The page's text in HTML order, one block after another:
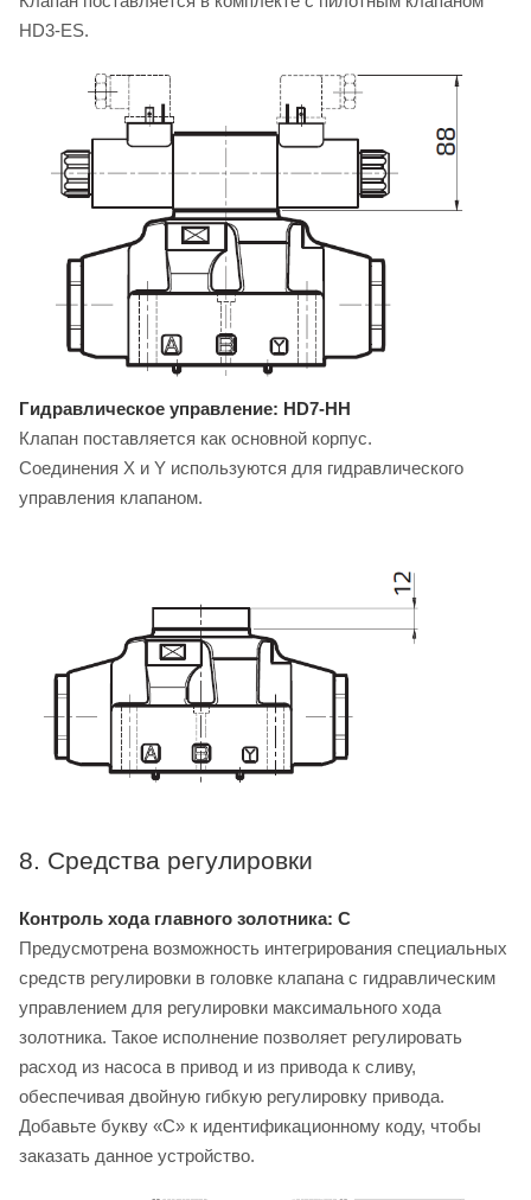
HD3-ES.
Гидравлическое управление: HD7-HH
Клапан поставляется как основной корпус.
Соединения X и Y используются для гидравлического
управления клапаном.
8. Средства регулировки
Контроль хода главного золотника: C
Предусмотрена возможность интегрирования специальных
средств регулировки в головке клапана с гидравлическим
управлением для регулировки максимального хода
золотника. Такое исполнение позволяет регулировать
расход из насоса в привод и из привода к сливу,
обеспечивая двойную гибкую регулировку привода.
Добавьте букву «C» к идентификационному коду, чтобы
заказать данное устройство.